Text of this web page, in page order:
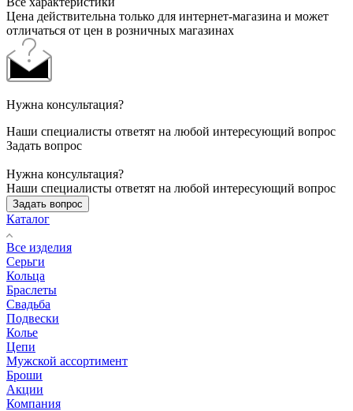
Цена действительна только для интернет-магазина и может
отличаться от цен в розничных магазинах
Нужна консультация?
Наши специалисты ответят на любой интересующий вопрос
Задать вопрос
Нужна консультация?
Наши специалисты ответят на любой интересующий вопрос
Задать вопрос
Каталог
Все изделия
Серьги
Кольца
Браслеты
Свадьба
Подвески
Колье
Цепи
Мужской ассортимент
Броши
Акции
Компания